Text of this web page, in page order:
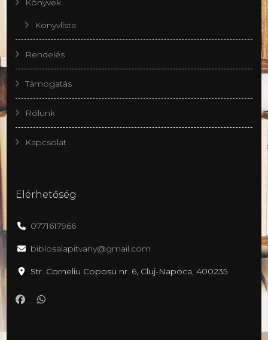
Könyvek
Könyvlista
Rendelés
Támogatás
Rólunk
Kapcsolat
Elérhetőség
0771617966
biblosalapitvany@gmail.com
Str. Corneliu Coposu nr. 6, Cluj-Napoca, 400235